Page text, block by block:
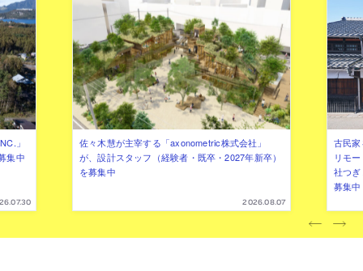
」
集中
佐々木慧が主宰する「axonometric株式会社」
が、設計スタッフ（経験者・既卒・2027年新卒）
を募集中
2026.08.07
古民
リモ
社つ
募集中